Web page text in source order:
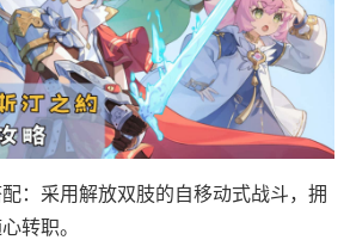
：采用解放双肢的自移动式战斗，拥
转职。